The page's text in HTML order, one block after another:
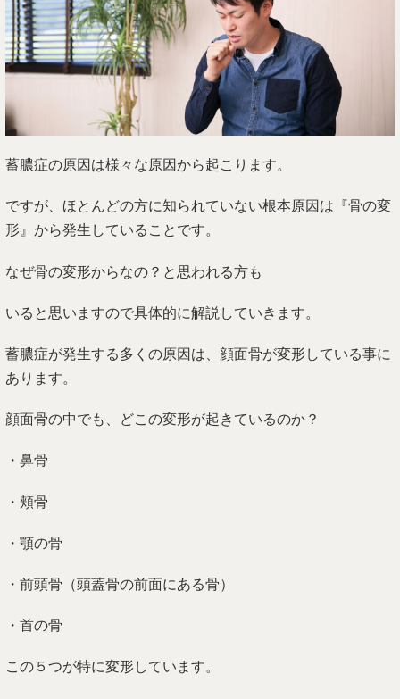
蓄膿症の原因は様々な原因から起こります。
ですが、ほとんどの方に知られていない根本原因は『骨の変
形』から発生していることです。
なぜ骨の変形からなの？と思われる方も
いると思いますので具体的に解説していきます。
蓄膿症が発生する多くの原因は、顔面骨が変形している事に
あります。
顔面骨の中でも、どこの変形が起きているのか？
・鼻骨
・頬骨
・顎の骨
・前頭骨（頭蓋骨の前面にある骨）
・首の骨
この５つが特に変形しています。